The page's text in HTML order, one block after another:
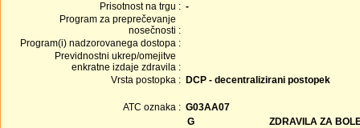
Prisotnost na trgu : -
Program za preprečevanje
nosečnosti :
Program(i) nadzorovanega dostopa :
Previdnostni ukrep/omejitve
enkratne izdaje zdravila :
Vrsta postopka : DCP - decentralizirani postopek
ATC oznaka : G03AA07
G
ZDRAVILA ZA